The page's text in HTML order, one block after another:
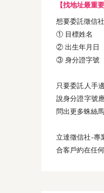
【找地址最重
想要委託徵信
① 目標姓名
② 出生年月日
③ 身分證字號
只要委託人手
說身分證字號
問出更多蛛絲馬
立達徵信社-專
合客戶約在任